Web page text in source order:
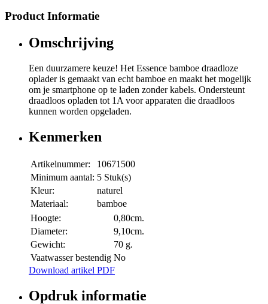
Product Informatie
Omschrijving
Een duurzamere keuze! Het Essence bamboe draadloze
oplader is gemaakt van echt bamboe en maakt het mogelijk
om je smartphone op te laden zonder kabels. Ondersteunt
draadloos opladen tot 1A voor apparaten die draadloos
kunnen worden opgeladen.
Kenmerken
Artikelnummer:
10671500
Minimum aantal: 5 Stuk(s)
Kleur:
naturel
Materiaal:
bamboe
Hoogte:
0,80cm.
Diameter:
9,10cm.
Gewicht:
70 g.
Vaatwasser bestendig No
Download artikel PDF
Opdruk informatie